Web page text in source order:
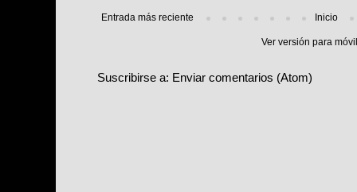
Entrada más reciente Inicio
Ver versión para
Suscribirse a: Enviar comentarios (Atom)